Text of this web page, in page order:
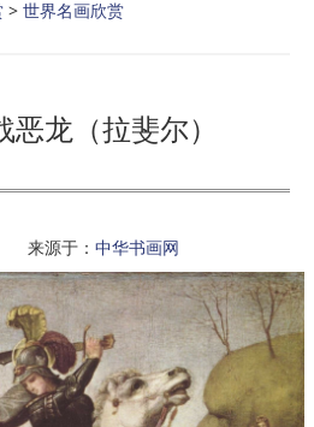
> 世界名画欣赏
龙（拉斐尔）
来源于： 中华书画网